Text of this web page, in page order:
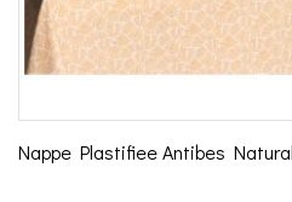
Nappe Plastifiee Antibes